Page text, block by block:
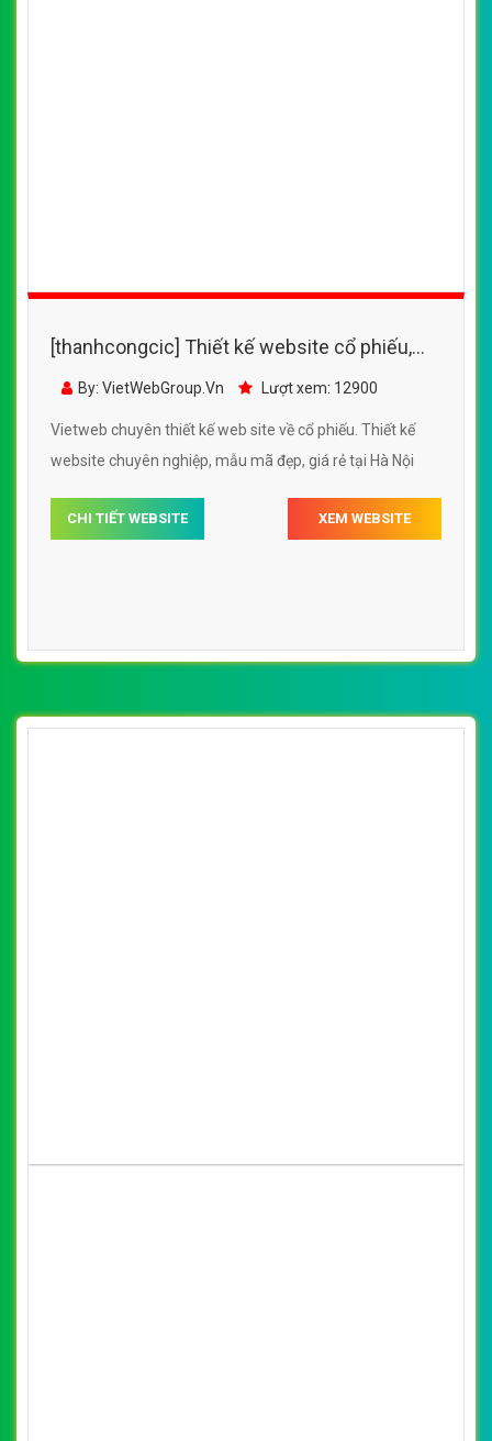
[thanhcongcic] Thiết kế website cổ phiếu,
website cổ phiếu, đầu tư cổ phiếu
By: VietWebGroup.Vn Lượt xem: 12900
Vietweb chuyên thiết kế web site về cổ phiếu. Thiết kế
website chuyên nghiệp, mẫu mã đẹp, giá rẻ tại Hà Nội
CHI TIẾT WEBSITE XEM WEBSITE